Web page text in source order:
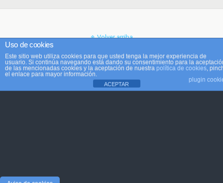
Volver arriba
Móvil Escritorio
Uso de cookies
Este sitio web utiliza cookies para que usted tenga la mejor experiencia de
usuario. Si continúa navegando está dando su consentimiento para la
de las mencionadas cookies y la aceptación de nuestra política de cookies ,
el enlace para mayor información.
plugin
ACEPTAR